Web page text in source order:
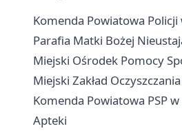
Komenda Powiatowa
Parafia Matki Bożej
Miejski Ośrodek Pomocy
Miejski Zakład
Komenda Powiatowa PSP
Apteki